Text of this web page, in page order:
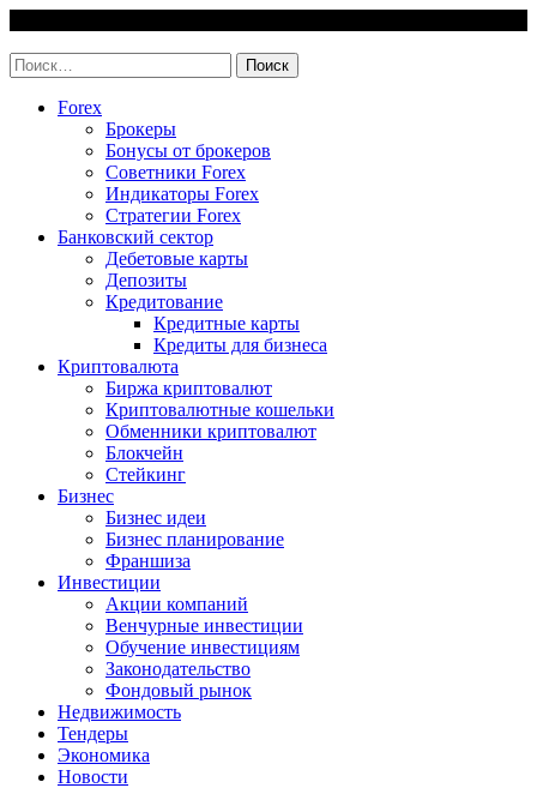
content
Найти:
Forex
Брокеры
Бонусы от брокеров
Советники Forex
Индикаторы Forex
Стратегии Forex
Банковский сектор
Дебетовые карты
Депозиты
Кредитование
Кредитные карты
Кредиты для бизнеса
Криптовалюта
Биржа криптовалют
Криптовалютные кошельки
Обменники криптовалют
Блокчейн
Стейкинг
Бизнес
Бизнес идеи
Бизнес планирование
Франшиза
Инвестиции
Акции компаний
Венчурные инвестиции
Обучение инвестициям
Законодательство
Фондовый рынок
Недвижимость
Тендеры
Экономика
Новости